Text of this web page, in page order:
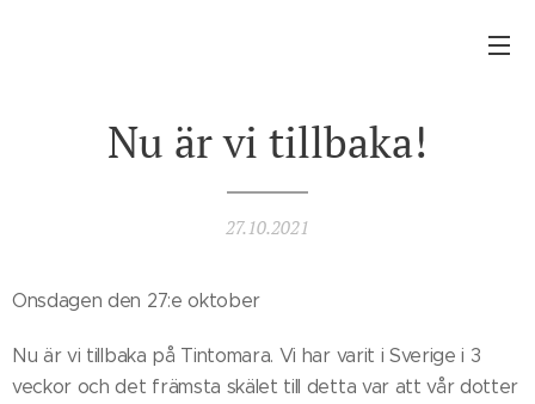
Nu är vi tillbaka!
27.10.2021
Onsdagen den 27:e oktober
Nu är vi tillbaka på Tintomara. Vi har varit i Sverige i 3
veckor och det främsta skälet till detta var att vår dotter